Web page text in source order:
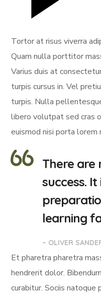
Tortor at risus viverra
Quam nulla porttitor
Varius duis at
turpis cursus in. Vel
turpis. Nulla
libero volutpat sed cras
euismod nisi porta lorem
There are
success.
learning
– OLIVER
Et pharetra pharetra
hendrerit dolor.
curabitur. Sociis natoque